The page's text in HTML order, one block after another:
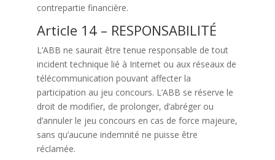
contrepartie financière.
Article 14 – RESPONSABILITÉ
L’ABB ne saurait être tenue responsable de tout
incident technique lié à Internet ou aux réseaux de
télécommunication pouvant affecter la
participation au jeu concours. L’ABB se réserve le
droit de modifier, de prolonger, d’abréger ou
d’annuler le jeu concours en cas de force majeure,
sans qu’aucune indemnité ne puisse être
réclamée.